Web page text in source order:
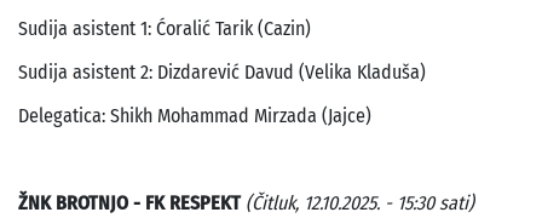
Sudija asistent 1: Ćoralić Tarik (Cazin)
Sudija asistent 2: Dizdarević Davud (Velika Kladuša)
Delegatica: Shikh Mohammad Mirzada (Jajce)
ŽNK BROTNJO - FK RESPEKT (Čitluk, 12.10.2025. - 15:30 sati)